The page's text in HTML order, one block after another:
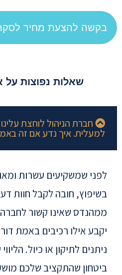
בקשה להצעת מחיר
שאלות נפוצות על
חברת הניהול לוחצת
למעלית. איך נדע אם זה
לפני שמשקיעים עשרות
בשיפוץ, חובה לקבל חוות
ממהנדס שאינו קשור
יקבע אילו רכיבים באמת
ניתנים לתיקון או כיול.
ביטחון שהתקציב שלכם